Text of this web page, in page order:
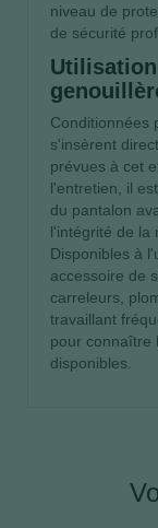
niveau de
de sécurité
Conditionnées
s'insèrent
prévues à cet
l'entretien, il
du pantalon
l'intégrité de la
Disponibles à
accessoire de
carreleurs,
travaillant
pour connaître
disponibles.